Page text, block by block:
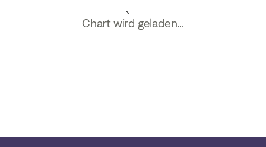
Chart wird geladen...